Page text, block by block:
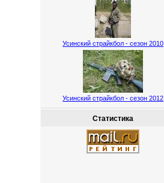
Усинский страйкбол - сезон 2010
Усинский страйкбол - сезон 2012
Статистика